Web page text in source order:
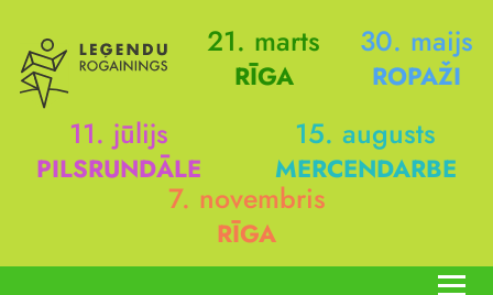
21. marts
RĪGA
30. maijs
ROPAŽI
11. jūlijs
PILSRUNDĀLE
15. augusts
MERCENDARBE
7. novembris
RĪGA